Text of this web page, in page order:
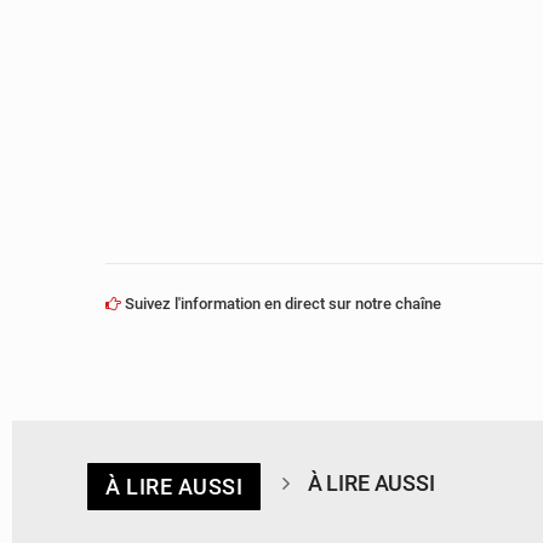
Suivez l'information en direct sur notre chaîne
À LIRE AUSSI À LIRE AUSSI